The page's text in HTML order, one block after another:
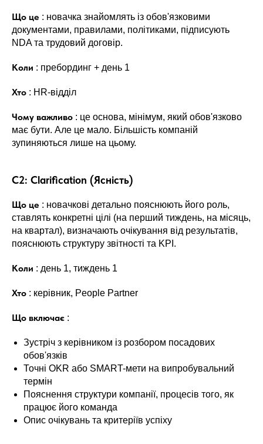
Що це : новачка знайомлять із обов'язковими
документами, правилами, політиками, підписують
NDA та трудовий договір.
Коли : пребординг + день 1
Хто : HR-відділ
Чому важливо : це основа, мінімум, який обов'язково
має бути. Але це мало. Більшість компаній
зупиняються лише на цьому.
C2: Clarification (Ясність)
Що це : новачкові детально пояснюють його роль,
ставлять конкретні цілі (на перший тиждень, на місяць,
на квартал), визначають очікування від результатів,
пояснюють структуру звітності та KPI.
Коли : день 1, тиждень 1
Хто : керівник, People Partner
Що включає :
Зустріч з керівником із розбором посадових
обов'язків
Точні OKR або SMART-мети на випробувальний
термін
Пояснення структури компанії, процесів того, як
працює його команда
Опис очікувань та критеріїв успіху